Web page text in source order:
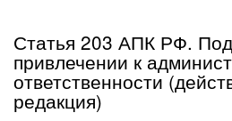
Статья 203 АПК РФ.
привлечении к
ответственности
редакция)